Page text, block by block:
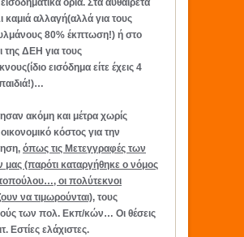
όρια. Στα αυθαίρετα
καμιά αλλαγή(αλλά για τους
80% έκπτωση!) ή στο
της ΔΕΗ για τους
εισόδημα είτε έχεις 4
ακόμη και μέτρα χωρίς
κόστος για την
όπως τις Μετεγγραφές των
μας (παρότι καταργήθηκε ο νόμος
οι πολύτεκνοι
να τιμωρούνται), τους
των πολ. Εκπ/κών… Οι θέσεις
Εστίες ελάχιστες.